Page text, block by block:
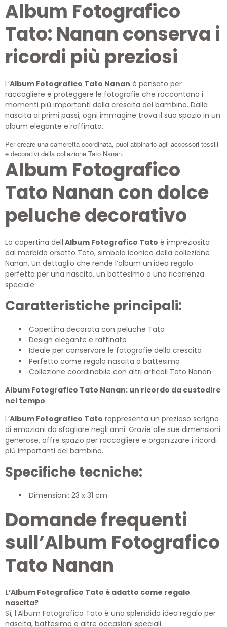
Album Fotografico
Tato: Nanan conserva i
ricordi più preziosi
L’Album Fotografico Tato Nanan è pensato per
raccogliere e proteggere le fotografie che raccontano i
momenti più importanti della crescita del bambino. Dalla
nascita ai primi passi, ogni immagine trova il suo spazio in un
album elegante e raffinato.
Per creare una cameretta coordinata, puoi abbinarlo agli accessori tessili
e decorativi della collezione Tato Nanan.
Album Fotografico
Tato Nanan con dolce
peluche decorativo
La copertina dell’Album Fotografico Tato è impreziosita
dal morbido orsetto Tato, simbolo iconico della collezione
Nanan. Un dettaglio che rende l’album un’idea regalo
perfetta per una nascita, un battesimo o una ricorrenza
speciale.
Caratteristiche principali:
Copertina decorata con peluche Tato
Design elegante e raffinato
Ideale per conservare le fotografie della crescita
Perfetto come regalo nascita o battesimo
Collezione coordinabile con altri articoli Tato Nanan
Album Fotografico Tato Nanan: un ricordo da custodire
nel tempo
L’Album Fotografico Tato rappresenta un prezioso scrigno
di emozioni da sfogliare negli anni. Grazie alle sue dimensioni
generose, offre spazio per raccogliere e organizzare i ricordi
più importanti del bambino.
Specifiche tecniche:
Dimensioni: 23 x 31 cm
Domande frequenti
sull’Album Fotografico
Tato Nanan
L’Album Fotografico Tato è adatto come regalo
nascita?
Sì, l’Album Fotografico Tato è una splendida idea regalo per
nascita, battesimo e altre occasioni speciali.